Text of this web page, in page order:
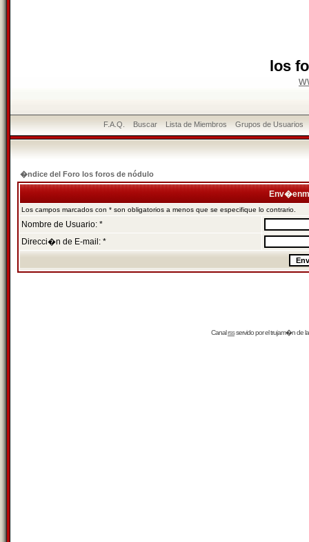
los
F.A.Q. Buscar Lista de Miembros Grupos de Usuarios
�ndice del Foro los foros de nódulo
Los campos marcados con * son obligatorios a menos que se especifique lo contrario.
Nombre de Usuario: *
Direcci�n de E-mail: *
Canalrssservido por eltrujam�nde